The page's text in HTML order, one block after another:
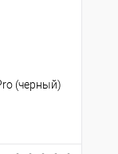
(черный)